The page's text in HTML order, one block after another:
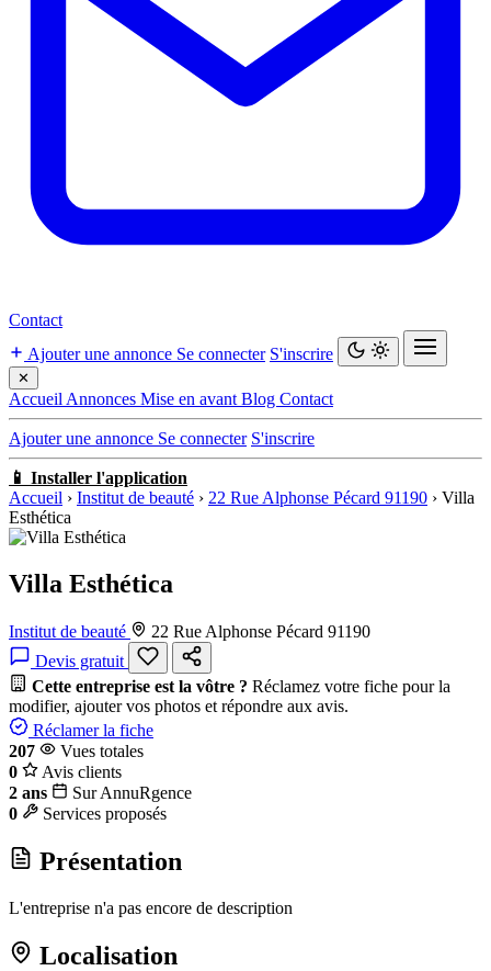
Contact
Ajouter une annonce Se connecter S'inscrire
✕
Accueil Annonces Mise en avant Blog Contact
Ajouter une annonce Se connecter S'inscrire
📱 Installer l'application
Accueil › Institut de beauté › 22 Rue Alphonse Pécard 91190 › Villa
Esthética
Villa Esthética
Institut de beauté
22 Rue Alphonse Pécard 91190
Devis gratuit
Cette entreprise est la vôtre ? Réclamez votre fiche pour la
modifier, ajouter vos photos et répondre aux avis.
Réclamer la fiche
207
Vues totales
0
Avis clients
2 ans
Sur AnnuRgence
0
Services proposés
Présentation
L'entreprise n'a pas encore de description
Localisation